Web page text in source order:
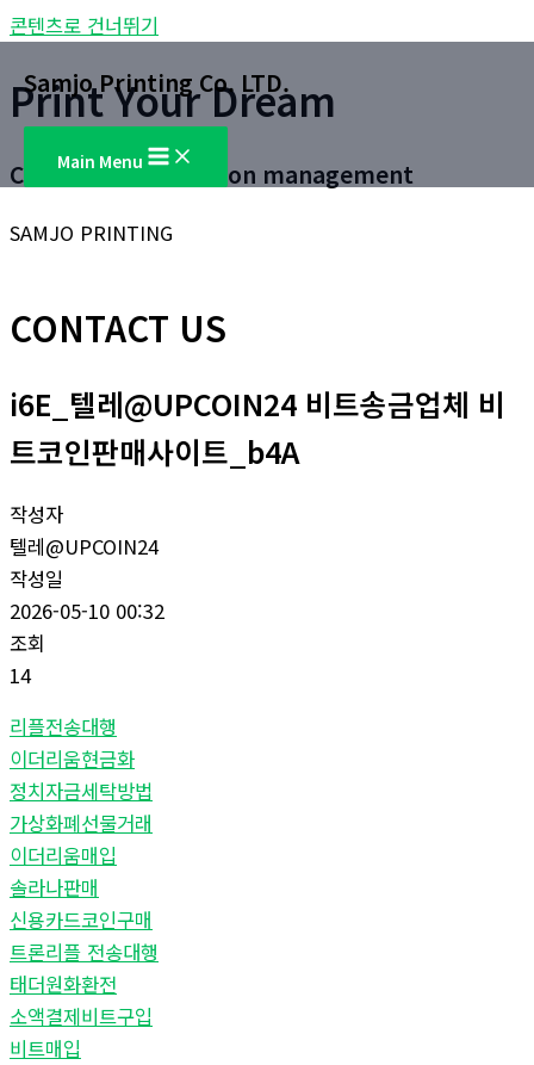
콘텐츠로 건너뛰기
Samjo Printing Co. LTD.
Main Menu
Print Your Dream
Customer satisfaction management
SAMJO PRINTING
CONTACT US
i6E_텔레@UPCOIN24 비트송금업체 비
트코인판매사이트_b4A
작성자
텔레@UPCOIN24
작성일
2026-05-10 00:32
조회
14
리플전송대행
이더리움현금화
정치자금세탁방법
가상화폐선물거래
이더리움매입
솔라나판매
신용카드코인구매
트론리플 전송대행
태더원화환전
소액결제비트구입
비트매입